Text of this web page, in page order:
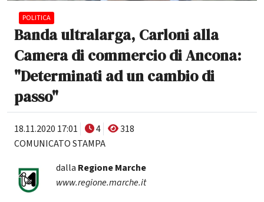
POLITICA
Banda ultralarga, Carloni alla
Camera di commercio di Ancona:
"Determinati ad un cambio di
passo"
18.11.2020 17:01 4
318
COMUNICATO STAMPA
dalla Regione Marche
www.regione.marche.it